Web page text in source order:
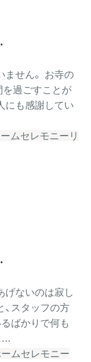
ません。 お寺の
を過ごすことが
にも感謝してい
ムセレモニーリ
ないのは寂し
、スタッフの方
ばかりで何も
ームセレモニー